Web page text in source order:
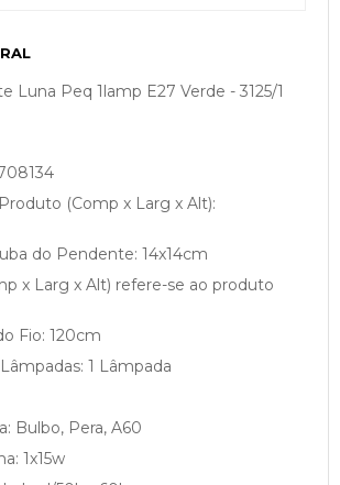
Luna Peq 1lamp E27 Verde - 3125/1
(Comp x Larg x Alt):
do Pendente: 14x14cm
x Larg x Alt) refere-se ao produto
Fio: 120cm
1 Lâmpada
Bulbo, Pera, A60
1x15w